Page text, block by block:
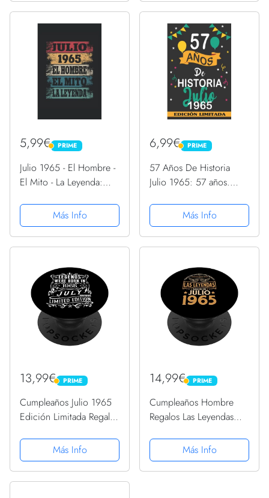
5,99€ PRIME
PRIME
Julio 1965 - El Hombre -
El Mito - La Leyenda:
Hombre Papá Abuelo
Hermano - Diario,
Cuaderno De Notas,
Más Info
6,99€ PRIME
PRIME
57 Años De Historia
Julio 1965: 57 años.
cuaderno, 110 páginas
de felicitaciones, idea
de regalo, regalo Para la
Más Info
13,99€ PRIME
PRIME
Cumpleaños Julio 1965
Edición Limitada Regalo
PopGrip Intercambiable
Más Info
14,99€ PRIME
PRIME
Cumpleaños Hombre
Regalos Las Leyendas
PopGrip Intercambiable
Más Info